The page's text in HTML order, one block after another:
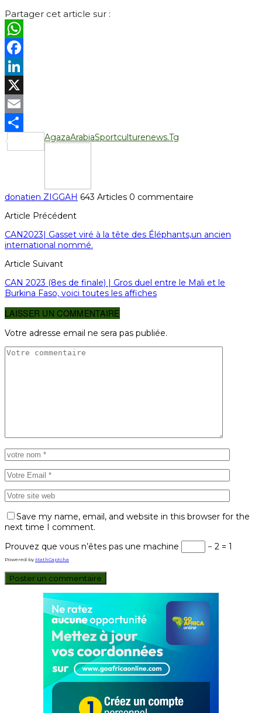
Partager cet article sur :
WhatsApp
Facebook
LinkedIn
X
Email
Partager
AgazaArabiaSportculturenews.Tg
donatien ZIGGAH 643 Articles 0 commentaire
Article Précédent
CAN2023| Gasset viré à la tête des Éléphants,un ancien
international nommé.
Article Suivant
CAN 2023 (8es de finale) | Gros duel entre le Mali et le
Burkina Faso, voici toutes les affiches
LAISSER UN COMMENTAIRE
Votre adresse email ne sera pas publiée.
Save my name, email, and website in this browser for the
next time I comment.
Prouvez que vous n’êtes pas une machine
− 2 = 1
Powered by MathCaptcha